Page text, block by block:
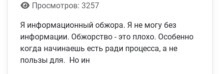
Просмотров: 3257
Я информационный обжора. Я не могу без
информации. Обжорство - это плохо. Особенно
когда начинаешь есть ради процесса, а не
пользы для. Но ин